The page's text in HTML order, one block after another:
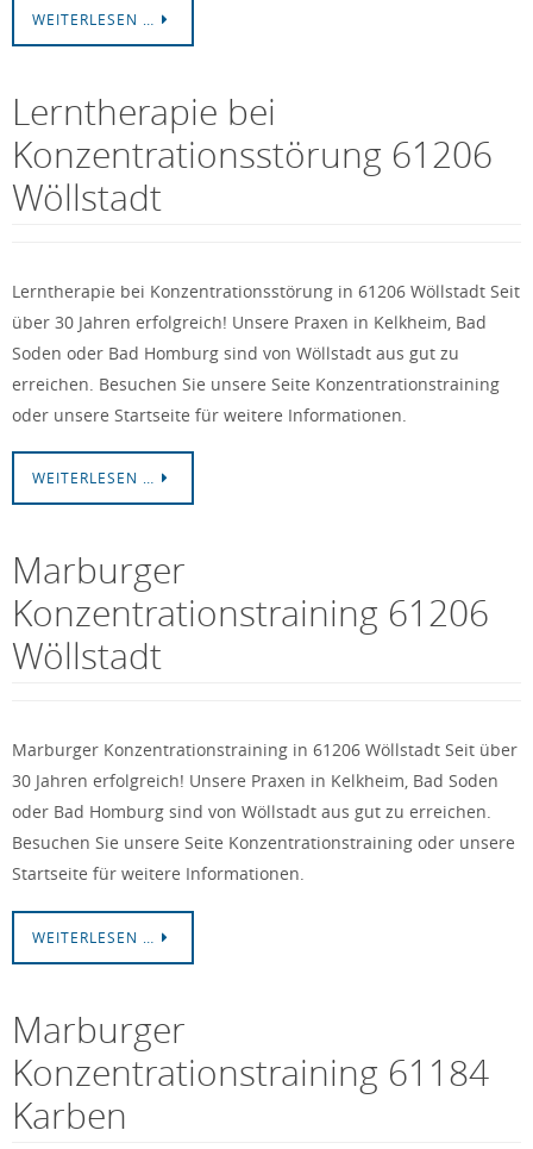
WEITERLESEN …
Lerntherapie bei
Konzentrationsstörung 61206
Wöllstadt
Lerntherapie bei Konzentrationsstörung in 61206 Wöllstadt Seit
über 30 Jahren erfolgreich! Unsere Praxen in Kelkheim, Bad
Soden oder Bad Homburg sind von Wöllstadt aus gut zu
erreichen. Besuchen Sie unsere Seite Konzentrationstraining
oder unsere Startseite für weitere Informationen.
WEITERLESEN …
Marburger
Konzentrationstraining 61206
Wöllstadt
Marburger Konzentrationstraining in 61206 Wöllstadt Seit über
30 Jahren erfolgreich! Unsere Praxen in Kelkheim, Bad Soden
oder Bad Homburg sind von Wöllstadt aus gut zu erreichen.
Besuchen Sie unsere Seite Konzentrationstraining oder unsere
Startseite für weitere Informationen.
WEITERLESEN …
Marburger
Konzentrationstraining 61184
Karben